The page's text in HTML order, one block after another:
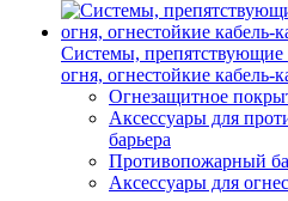
Системы, препятствующие
огня, огнестойкие кабель-
Огнезащитное
Аксессуары для
барьера
Противопожарный
Аксессуары для